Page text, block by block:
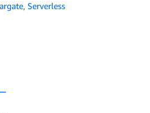
, Serverless